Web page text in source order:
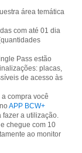
área temática
com até 01 dia
Pass estão
placas,
de acesso às
compra você
APP BCW+
fazer a utilização.
chegue com 10
ao monitor